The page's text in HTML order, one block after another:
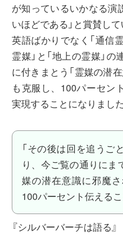
が知っているいかなる演
いほどである」と賞賛して
英語ばかりでなく「通信
霊媒」と「地上の霊媒」
に付きまとう「霊媒の潜
も克服し、100パーセン
実現することになりました
「その後は回を追うご
り、今ご覧の通りにま
媒の潜在意識に邪魔
100パーセント伝える
『シルバーバーチは語る』